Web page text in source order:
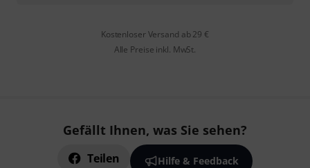
Kostenloser Versand ab 29 €
Alle Preise inkl. MwSt.
Gefällt Ihnen, was Sie sehen?
Teilen Hilfe & Feedback